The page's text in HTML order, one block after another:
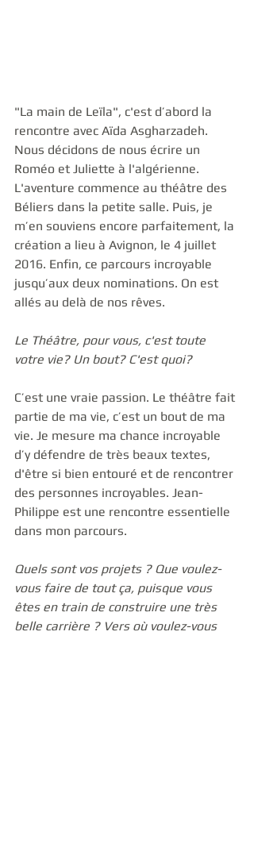
"La main de Leïla", c'est d’abord la
rencontre avec Aïda Asgharzadeh.
Nous décidons de nous écrire un
Roméo et Juliette à l'algérienne.
L'aventure commence au théâtre des
Béliers dans la petite salle. Puis, je
m’en souviens encore parfaitement, la
création a lieu à Avignon, le 4 juillet
2016. Enfin, ce parcours incroyable
jusqu’aux deux nominations. On est
allés au delà de nos rêves.
Le Théâtre, pour vous, c'est toute
votre vie? Un bout? C'est quoi?
C’est une vraie passion. Le théâtre fait
partie de ma vie, c’est un bout de ma
vie. Je mesure ma chance incroyable
d’y défendre de très beaux textes,
d'être si bien entouré et de rencontrer
des personnes incroyables. Jean-
Philippe est une rencontre essentielle
dans mon parcours.
Quels sont vos projets ? Que voulez-
vous faire de tout ça, puisque vous
êtes en train de construire une très
belle carrière ? Vers où voulez-vous